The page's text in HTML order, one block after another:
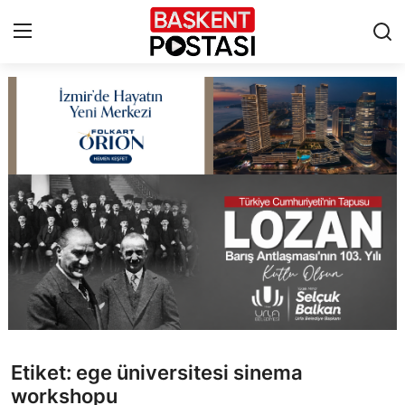
Çerez Politikası
Künye
Ankara
TBMM
Cumhurbaşkanlığı
Etiket: ege üniversitesi sinema
workshopu